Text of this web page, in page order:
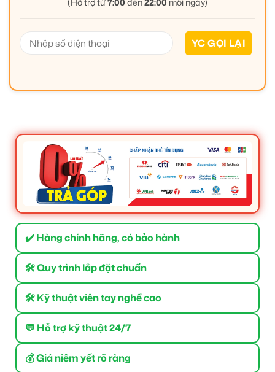
✔️ Hàng chính hãng, có bảo hành
🛠 Quy trình lắp đặt chuẩn
🛠 Kỹ thuật viên tay nghề cao
💬 Hỗ trợ kỹ thuật 24/7
💰 Giá niêm yết rõ ràng